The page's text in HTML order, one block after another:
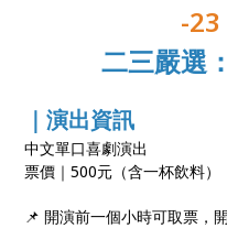
-
二三嚴選
｜演出資訊
中文單口喜劇演出
票價｜500元（含一杯飲料）
📌 開演前一個小時可取票，